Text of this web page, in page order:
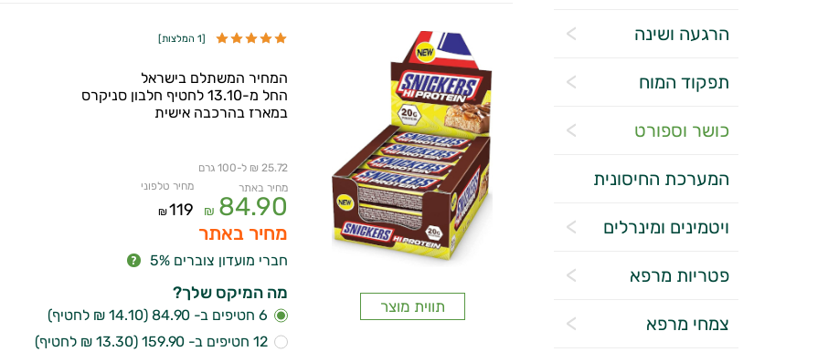
הרגעה ושינה
תפקוד המוח
כושר וספורט
המערכת החיסונית
ויטמינים ומינרלים
פטריות מרפא
צמחי מרפא
תווית מוצר
[1 המלצות ]
המחיר המשתלם בישראל
החל מ-13.10 לחטיף חלבון סניקרס
במארז בהרכבה אישית
25.72 ₪ ל-100 גרם
מחיר באתר
84.90
₪
מחיר טלפוני
119
₪
מחיר באתר
חברי מועדון צוברים 5%
מה המיקס שלך?
6 חטיפים ב- 84.90 (14.10 ₪ לחטיף)
12 חטיפים ב- 159.90 (13.30 ₪ לחטיף)